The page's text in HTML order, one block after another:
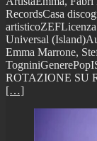
RecordsCasa
Universal
Emma Marrone,
ROTAZIONE SU
[…]